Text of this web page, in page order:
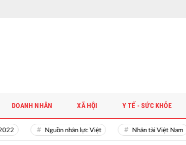
Nguồn nhân lực Việt Nhân tài Việt Nam
DOANH NHÂN XÃ HỘI Y TẾ - SỨC KHỎE